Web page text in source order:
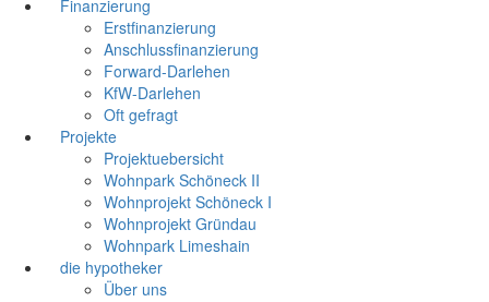
Finanzierung
Erstfinanzierung
Anschlussfinanzierung
Forward-Darlehen
KfW-Darlehen
Oft gefragt
Projekte
Projektuebersicht
Wohnpark Schöneck II
Wohnprojekt Schöneck I
Wohnprojekt Gründau
Wohnpark Limeshain
die hypotheker
Über uns